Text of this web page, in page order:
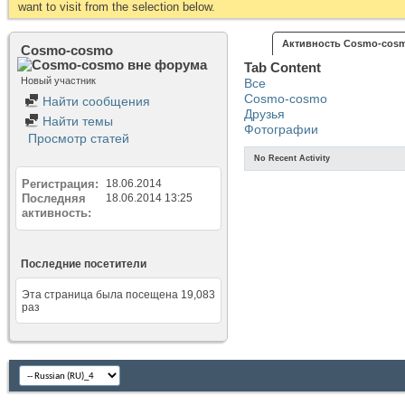
want to visit from the selection below.
Cosmo-cosmo
Новый участник
Найти сообщения
Найти темы
Просмотр статей
Регистрация 18.06.2014
Последняя
активность
18.06.2014 13:25
Последние посетители
Эта страница была посещена 19,083
раз
Активность Cosmo-
Tab Content
Все
Cosmo-cosmo
Друзья
Фотографии
No Recent Activity